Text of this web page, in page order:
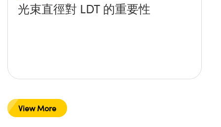
光束直徑對 LDT 的重要性
View More